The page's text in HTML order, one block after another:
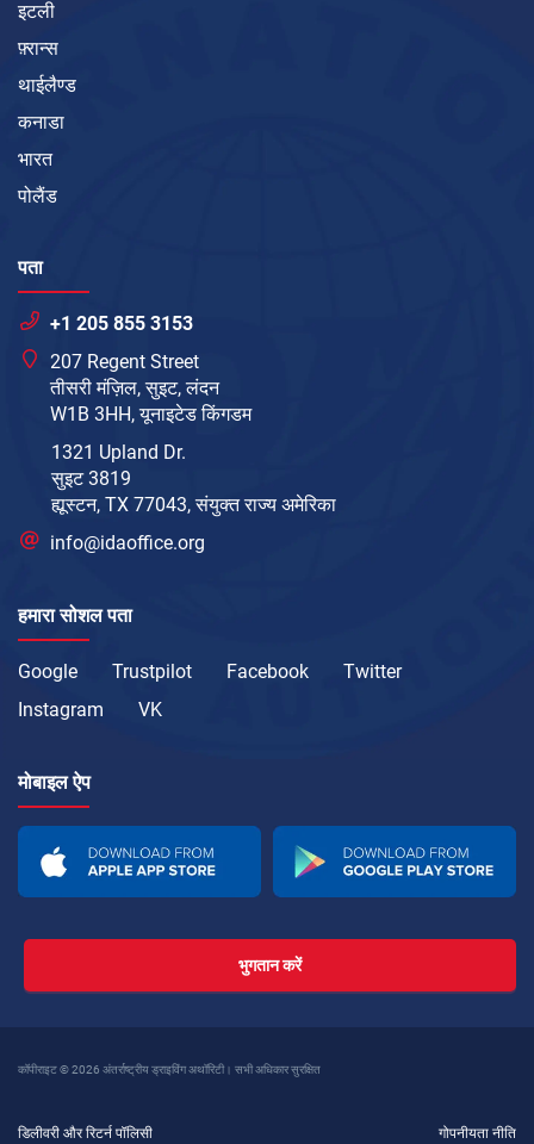
इटली
फ़्रान्स
थाईलैण्ड
कनाडा
भारत
पोलैंड
पता
+1 205 855 3153
207 Regent Street
तीसरी मंज़िल, सुइट, लंदन
W1B 3HH, यूनाइटेड किंगडम
1321 Upland Dr.
सुइट 3819
ह्यूस्टन, TX 77043, संयुक्त राज्य अमेरिका
info@idaoffice.org
हमारा सोशल पता
Google Trustpilot Facebook
Twitter
Instagram
VK
मोबाइल ऐप
भुगतान करें
कॉपीराइट © 2026 अंतर्राष्ट्रीय ड्राइविंग अथॉरिटी। सभी अधिकार सुरक्षित
डिलीवरी और रिटर्न पॉलिसी गोपनीयता नीति